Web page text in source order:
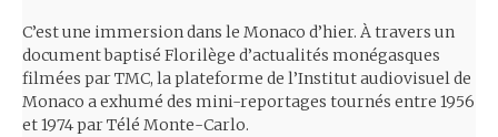
C’est une immersion dans le Monaco d’hier. À travers un
document baptisé Florilège d’actualités monégasques
filmées par TMC, la plateforme de l’Institut audiovisuel de
Monaco a exhumé des mini-reportages tournés entre 1956
et 1974 par Télé Monte-Carlo.